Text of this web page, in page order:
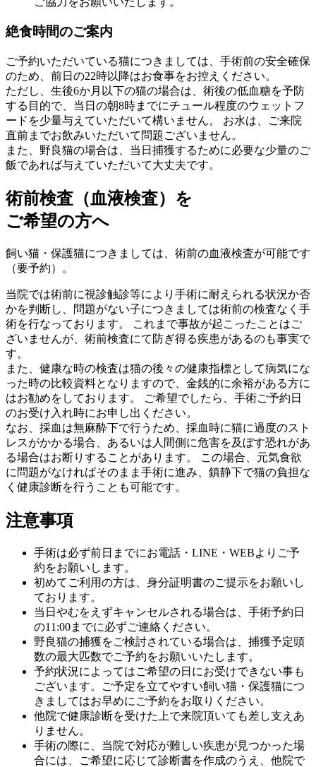
絶食時間のご案内
ご予約いただいている猫につきましては、手術前の安全確保
のため、前日の22時以降はお食事をお控えください。
ただし、生後6か月以下の猫の場合は、術後の低血糖を予防
する目的で、当日の朝8時までにチュール程度のウェットフ
ードを少量与えていただいて構いません。 お水は、ご来院
直前までお飲みいただいて問題ございません。
また、野良猫の場合は、当日捕獲するために必要な少量のご
飯であれば与えていただいて大丈夫です。
術前検査（血液検査）を
ご希望の方へ
飼い猫・保護猫につきましては、術前の血液検査が可能です
（要予約）。
当院では術前に視診触診等により手術に耐えられる状況か否
かを判断し、問題がない子につきましては術前の検査なく手
術を行なっております。 これまで事故が起こったことはご
ざいませんが、術前検査にて防ぎ得る疾患があるのも事実で
す。
また、健康な時の検査は猫の後々の健康指標として病気にな
った時の比較資料となりますので、金銭的に余裕がある方に
はお勧めをしております。 ご希望でしたら、 手術ご予約日
のお受け入れ時にお申し出ください。
なお、採血は無麻酔下で行うため、採血時に猫に過度のスト
レスがかかる場合、あるいは人間側に危害を及ぼす恐れがあ
る場合はお断りすることがあります。 この場合、元気食欲
に問題がなければそのまま手術に進み、鎮静下で猫の負担な
く健康診断を行うことも可能です。
注意事項
手術は必ず前日までにお電話・LINE・WEBよりご予
約をお願いします。
初めてご利用の方は、身分証明書のご提示をお願いし
ております。
当日やむをえずキャンセルされる場合は、手術予約日
の11:00までに必ずご連絡ください。
野良猫の捕獲をご検討されている場合は、捕獲予定頭
数の最大匹数でご予約をお願いいたします。
予約状況によってはご希望の日にお受けできない事も
ございます。ご予定を立てやすい飼い猫・保護猫につ
きましてはお早めにご予約をお取りください。
他院で健康診断を受けた上で来院頂いても差し支えあ
りません。
手術の際に、当院で対応が難しい疾患が見つかった場
合には、ご希望に応じて診断書を作成のうえ、他院で